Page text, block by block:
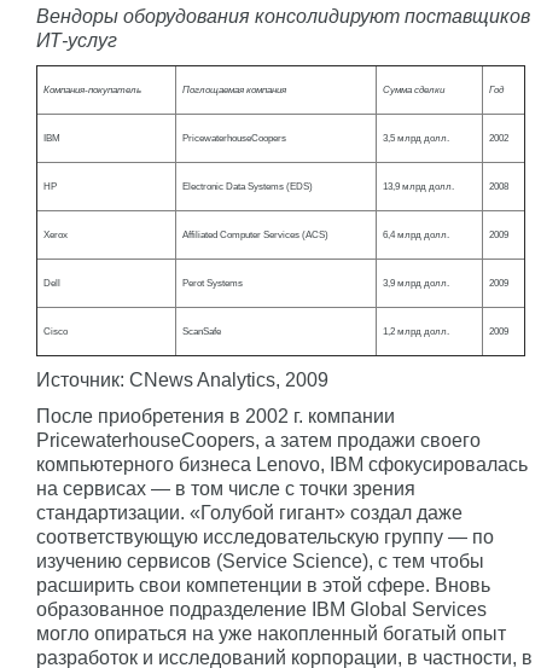
Вендоры оборудования консолидируют поставщиков
ИТ-услуг
Компания-покупатель Поглощаемая компания Сумма сделки Год
IBM PricewaterhouseCoopers 3,5 млрд долл. 2002
HP Electronic Data Systems (EDS) 13,9 млрд долл. 2008
Xerox Affiliated Computer Services (ACS) 6,4 млрд долл. 2009
Dell Perot Systems 3,9 млрд долл. 2009
Cisco ScanSafe 1,2 млрд долл. 2009
Источник: CNews Analytics, 2009
После приобретения в 2002 г. компании
PricewaterhouseCoopers, а затем продажи своего
компьютерного бизнеса Lenovo, IBM сфокусировалась
на сервисах — в том числе с точки зрения
стандартизации. «Голубой гигант» создал даже
соответствующую исследовательскую группу — по
изучению сервисов (Service Science), с тем чтобы
расширить cвои компетенции в этой сфере. Вновь
образованное подразделение IBM Global Services
могло опираться на уже накопленный богатый опыт
разработок и исследований корпорации, в частности, в